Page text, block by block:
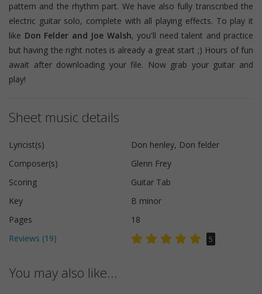
pattern and the rhythm part. We have also fully transcribed the
electric guitar solo, complete with all playing effects. To play it
like Don Felder and Joe Walsh, you'll need talent and practice
but having the right notes is already a great start ;) Hours of fun
await after downloading your file. Now grab your guitar and
play!
Sheet music details
Lyricist(s)
Don henley, Don felder
Composer(s)
Glenn Frey
Scoring
Guitar Tab
Key
B minor
Pages
18
Reviews (19) 5
You may also like...